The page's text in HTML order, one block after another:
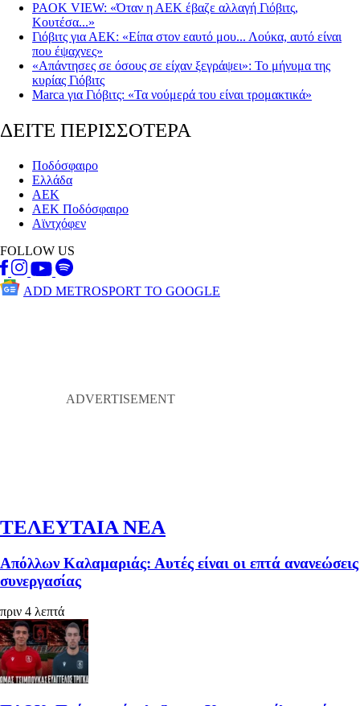
PAOK VIEW: «Όταν η ΑΕΚ έβαζε αλλαγή Γιόβιτς,
Κουτέσα...»
Γιόβιτς για ΑΕΚ: «Είπα στον εαυτό μου... Λούκα, αυτό είναι
που έψαχνες»
«Απάντησες σε όσους σε είχαν ξεγράψει»: Το μήνυμα της
κυρίας Γιόβιτς
Marca για Γιόβιτς: «Τα νούμερά του είναι τρομακτικά»
ΔΕΙΤΕ ΠΕΡΙΣΣΟΤΕΡΑ
Ποδόσφαιρο
Ελλάδα
ΑΕΚ
ΑΕΚ Ποδόσφαιρο
Αϊντχόφεν
FOLLOW US
ADD METROSPORT TO GOOGLE
ΤΕΛΕΥΤΑΙΑ ΝΕΑ
Απόλλων Καλαμαριάς: Αυτές είναι οι επτά ανανεώσεις
συνεργασίας
πριν 4 λεπτά